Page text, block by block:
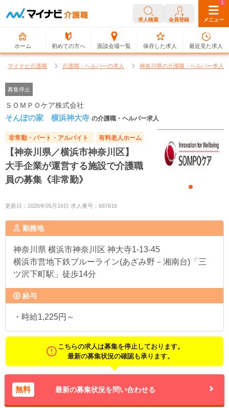
求人検索 会員登録 メニュー
ホーム 初めての方へ 面談会場一覧
0
保存した求人
1
最近見た求人
マイナビ介護職 介護職・ヘルパーの求人 神奈川県の介護職・ヘルパー求人
募集停止
ＳＯＭＰＯケア株式会社
そんぽの家 横浜神大寺 の介護職・ヘルパー求人
非常勤・パート・アルバイト 有料老人ホーム
【神奈川県／横浜市神奈川区】
大手企業が運営する施設で介護職
員の募集《非常勤》
更新日：2026年05月16日 求人番号：687616
勤務地
神奈川県 横浜市神奈川区 神大寺1-13-45
横浜市営地下鉄ブルーライン(あざみ野－湘南台)「三
ツ沢下町駅」徒歩14分
給与
・時給1,225円～
こちらの求人は募集を停止しております。
最新の募集状況の確認も承ります。
無料 最新の募集状況を問い合わせる